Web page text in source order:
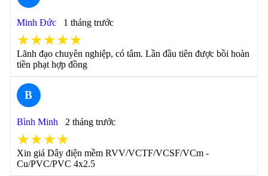
Minh Đức 1 tháng trước
★★★★★
Lãnh đạo chuyên nghiệp, có tâm. Lần đầu tiên được bồi hoàn
tiền phạt hợp đồng
B
Bình Minh 2 tháng trước
★★★★
Xin giá Dây điện mềm RVV/VCTF/VCSF/VCm -
Cu/PVC/PVC 4x2.5